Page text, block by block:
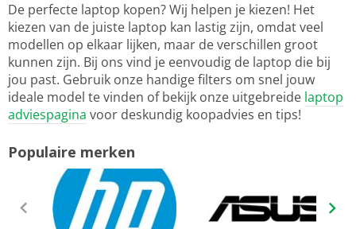
De perfecte laptop kopen? Wij helpen je kiezen! Het
kiezen van de juiste laptop kan lastig zijn, omdat veel
modellen op elkaar lijken, maar de verschillen groot
kunnen zijn. Bij ons vind je eenvoudig de laptop die bij
jou past. Gebruik onze handige filters om snel jouw
ideale model te vinden of bekijk onze uitgebreide laptop
adviespagina voor deskundig koopadvies en tips!
Populaire merken